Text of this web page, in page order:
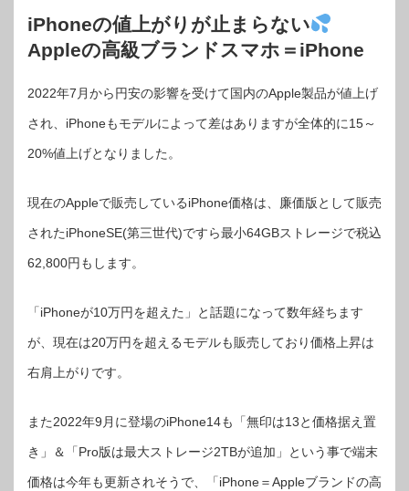
iPhoneの値上がりが止まらない
Appleの高級ブランドスマホ＝iPhone
2022年7月から円安の影響を受けて国内のApple製品が値上げ
され、iPhoneもモデルによって差はありますが全体的に15～
20%値上げとなりました。
現在のAppleで販売しているiPhone価格は、廉価版として販売
されたiPhoneSE(第三世代)ですら最小64GBストレージで税込
62,800円もします。
「iPhoneが10万円を超えた」と話題になって数年経ちます
が、現在は20万円を超えるモデルも販売しており価格上昇は
右肩上がりです。
また2022年9月に登場のiPhone14も「無印は13と価格据え置
き」＆「Pro版は最大ストレージ2TBが追加」という事で端末
価格は今年も更新されそうで、「iPhone＝Appleブランドの高